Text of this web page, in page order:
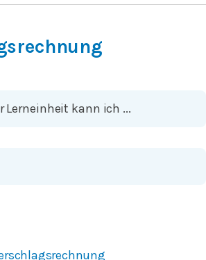
Lerneinheit kann ich ...